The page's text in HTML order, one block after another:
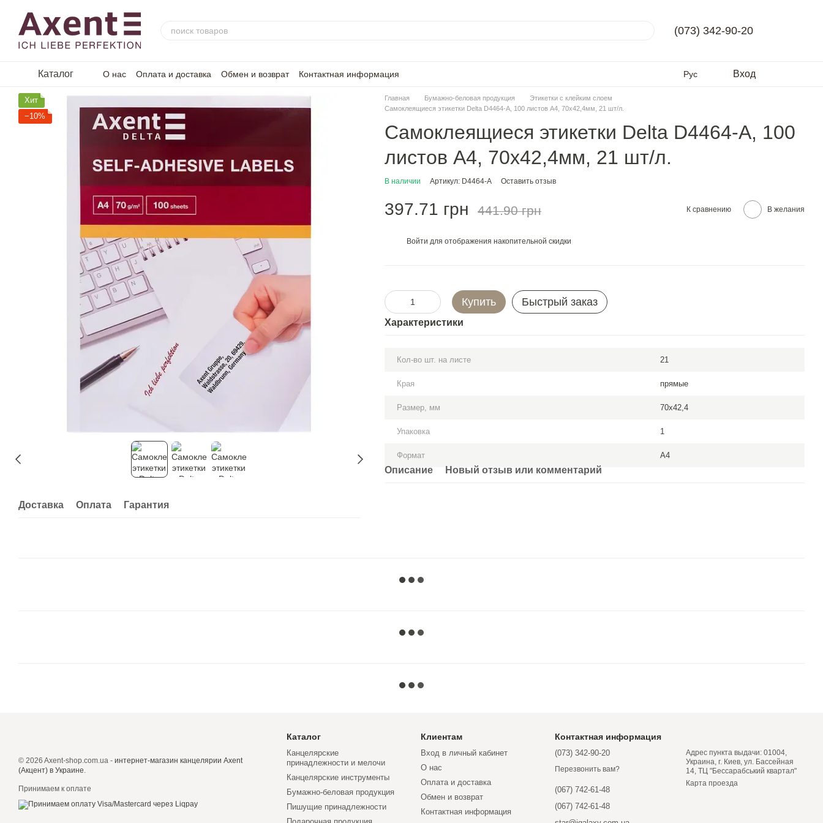
(073) 342-90-20
Каталог О нас Оплата и доставка Обмен и возврат Контактная информация Рус Вход
Хит
−10%
Доставка Оплата Гарантия
Главная Бумажно-беловая продукция
Этикетки с клейким слоем
Самоклеящиеся этикетки Delta D4464-A, 100 листов A4, 70x42,4мм, 21 шт/л.
Самоклеящиеся этикетки Delta D4464-A, 100
листов A4, 70x42,4мм, 21 шт/л.
В наличии Артикул: D4464-A Оставить отзыв
397.71 грн 441.90 грн К сравнению В желания
Войти для отображения накопительной скидки
Купить Быстрый заказ
Характеристики
Кол-во шт. на листе 21
Края прямые
Размер, мм 70x42,4
Упаковка 1
Формат A4
Описание Новый отзыв или комментарий
© 2026 Axent-shop.com.ua - интернет-магазин канцелярии Axent
(Акцент) в Украине.
Принимаем к оплате
Каталог
Канцелярские
принадлежности и мелочи
Канцелярские инструменты
Бумажно-беловая продукция
Пишущие принадлежности
Клиентам
Вход в личный кабинет
О нас
Оплата и доставка
Обмен и возврат
Контактная информация
Контактная информация
(073) 342-90-20
Перезвонить вам?
(067) 742-61-48
(067) 742-61-48
Адрес пункта выдачи: 01004,
Украина, г. Киев, ул. Бассейная
14, ТЦ "Бессарабський квартал"
Карта проезда